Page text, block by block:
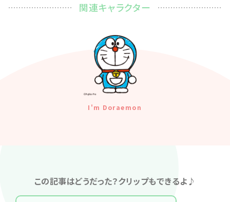
関連キャラクター
I'm Doraemon
この記事はどうだった？クリップもできるよ♪